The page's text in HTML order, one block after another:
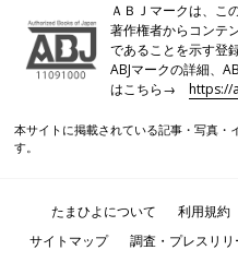
ＡＢＪマークは、こ
著作権者からコンテ
であることを示す登
ABJマークの詳細、
はこちら→https://
本サイトに掲載されている記事・写真・
す。
たまひよについて 利用規約
サイトマップ
調査・プレスリ